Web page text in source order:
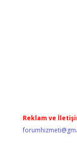
Reklam ve